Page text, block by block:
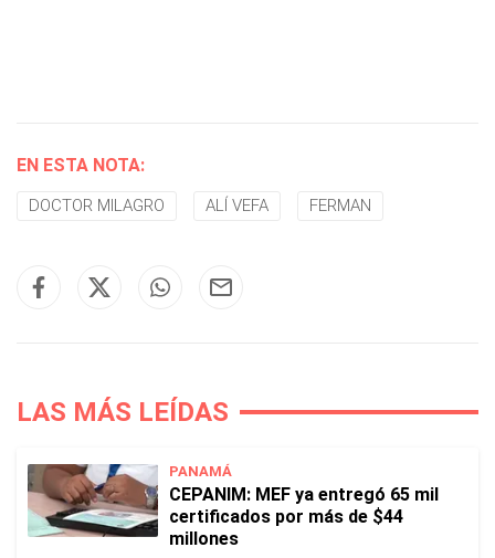
EN ESTA NOTA:
DOCTOR MILAGRO ALÍ VEFA FERMAN
LAS MÁS LEÍDAS
PANAMÁ
CEPANIM: MEF ya entregó 65 mil
certificados por más de $44
millones